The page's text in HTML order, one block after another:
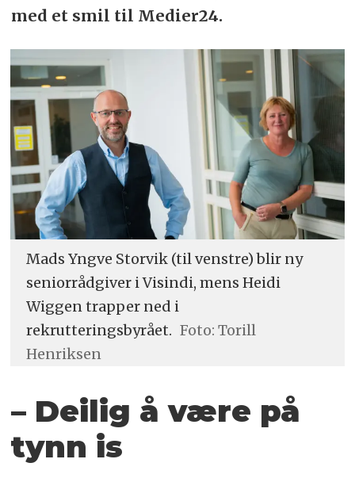
med et smil til Medier24.
Mads Yngve Storvik (til venstre) blir ny
seniorrådgiver i Visindi, mens Heidi
Wiggen trapper ned i
rekrutteringsbyrået. Foto: Torill
Henriksen
– Deilig å være på
tynn is